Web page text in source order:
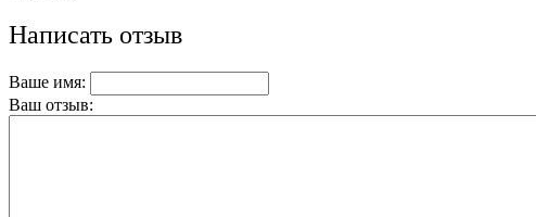
Написать отзыв
Ваше имя:
Ваш отзыв: